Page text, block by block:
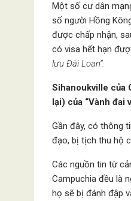
Một số cư dân
số người Hồng
được chấp nhận,
có visa hết hạn
lưu Đài Loan”.
Sihanoukville của
lại) của “Vành đai
Gần đây, có thông
đạo, bị tịch thu hộ
Các nguồn tin từ
Campuchia đều là
họ sẽ bị đánh đập